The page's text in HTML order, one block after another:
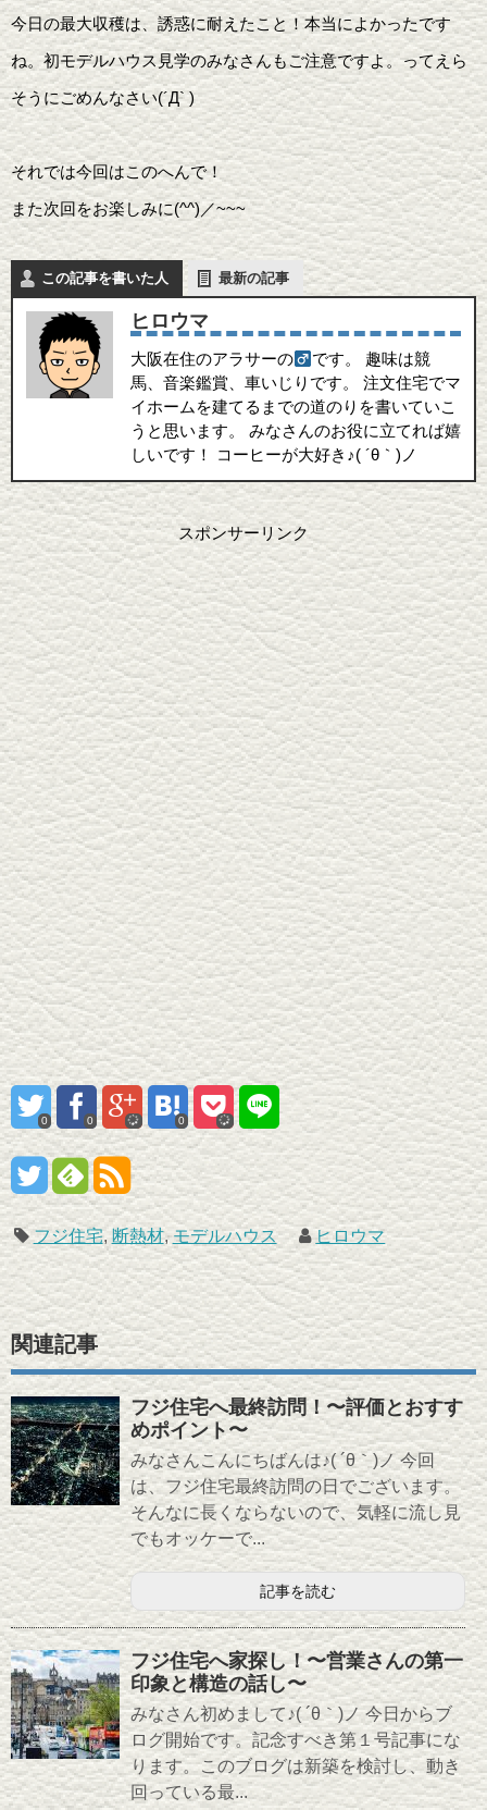
今日の最大収穫は、誘惑に耐えたこと！本当によかったです
ね。初モデルハウス見学のみなさんもご注意ですよ。ってえら
そうにごめんなさい(´Д` )
それでは今回はこのへんで！
また次回をお楽しみに(^^)／~~~
この記事を書いた人 最新の記事
ヒロウマ
大阪在住のアラサーの
です。 趣味は競
馬、音楽鑑賞、車いじりです。 注文住宅でマ
イホームを建てるまでの道のりを書いていこ
うと思います。 みなさんのお役に立てれば嬉
しいです！ コーヒーが大好き♪( ´θ｀)ノ
スポンサーリンク
0 0 0
フジ住宅, 断熱材, モデルハウス ヒロウマ
関連記事
フジ住宅へ最終訪問！〜評価とおすす
めポイント〜
みなさんこんにちばんは♪( ´θ｀)ノ 今回
は、フジ住宅最終訪問の日でございます。
そんなに長くならないので、気軽に流し見
でもオッケーで...
記事を読む
フジ住宅へ家探し！〜営業さんの第一
印象と構造の話し〜
みなさん初めまして♪( ´θ｀)ノ 今日からブ
ログ開始です。記念すべき第１号記事にな
ります。このブログは新築を検討し、動き
回っている最...